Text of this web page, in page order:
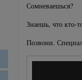
Сомневаешься?
Знаешь, что кто-
Позвони.